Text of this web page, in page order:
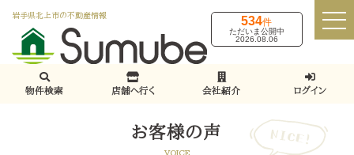
岩手県北上市の不動産情報 534件
ただいま公開中
2026.08.06
物件検索 店舗へ行く 会社紹介 ログイン
お客様の声